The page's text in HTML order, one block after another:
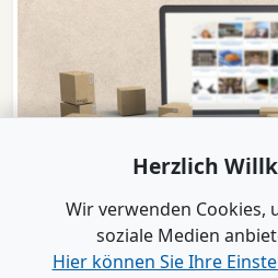
Herzlich
Wir verwenden Cookies,
soziale Medien
Hier können Sie Ihre